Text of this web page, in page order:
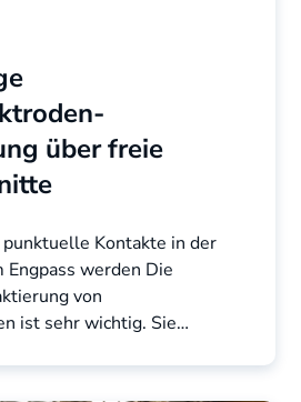
über freie
Kontakte in der
werden Die
von
ist sehr wichtig. Sie